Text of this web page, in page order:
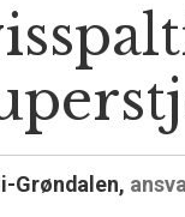
Grøndalen,